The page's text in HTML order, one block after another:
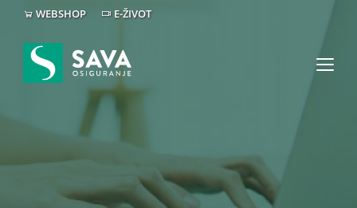
WEBSHOP E-ŽIVOT